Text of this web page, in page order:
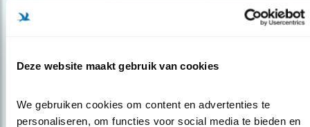
Deze website maakt gebruik van cookies
We gebruiken cookies om content en advertenties te
personaliseren, om functies voor social media te bieden en
Op de hoogte blijven?
over vogels en activiteiten van Vogelbescherming.